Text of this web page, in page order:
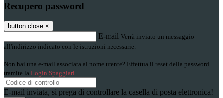
Recupero password
button close ×
E-mail Verrà inviato un messaggio
all'indirizzo indicato con le istruzioni necessarie.
Non hai una e-mail associata al nome utente? Effettua il reset della password
tramite la Login Spaggiari
E-mail inviata, si prega di controllare la casella di posta elettronica!